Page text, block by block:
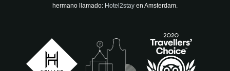
hermano llamado: Hotel2stayen Amsterdam.